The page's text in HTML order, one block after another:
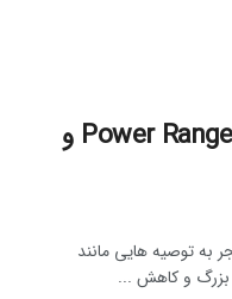
استفاده از قدرت VR با Power Rangers و
به توصیه هایی مانند
بزرگ و کاهش ...